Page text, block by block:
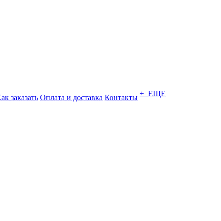
заказать Оплата и доставка Контакты + ЕЩЕ